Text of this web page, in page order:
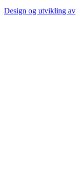
Design og utvikling av